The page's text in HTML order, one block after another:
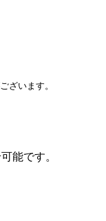
ざいます。
能です。